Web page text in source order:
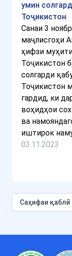
умин
Тоҷикистон
Санаи 3
маҷлисгоҳи
ҳифзи
Тоҷикистон
солгарди
Тоҷикистон
гардид, ки
воҳидҳои
ва
иштирок
03.11.2023
Cаҳифаи қаблӣ